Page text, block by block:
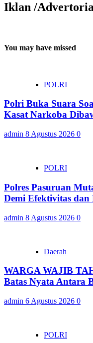
Iklan /
You may have missed
POLRI
Polri Buka Suara
Kasat Narkoba
admin 8 Agustus 2026 0
POLRI
Polres Pasuruan
Demi Efektivitas dan
admin 8 Agustus 2026 0
Daerah
WARGA WAJIB
Batas Nyata Antara
admin 6 Agustus 2026 0
POLRI